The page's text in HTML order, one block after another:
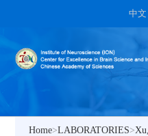
中文
Home>LABORATORIES>